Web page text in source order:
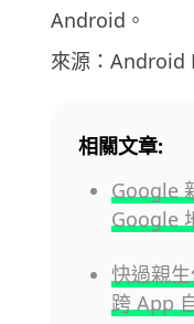
Android。
來源：Android
相關文章:
Google
Google
快過親
跨 App